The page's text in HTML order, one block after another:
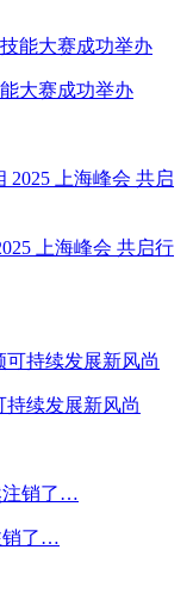
大赛成功举办
上海峰会 共启行
续发展新风尚
销了…